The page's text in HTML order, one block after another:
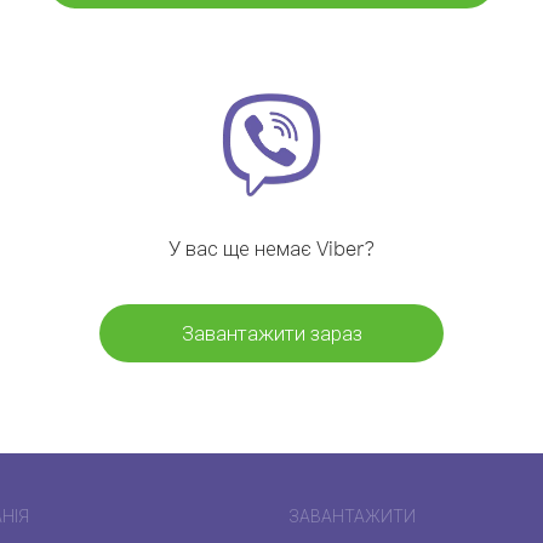
У вас ще немає Viber?
Завантажити зараз
ЗАВАНТАЖИТИ